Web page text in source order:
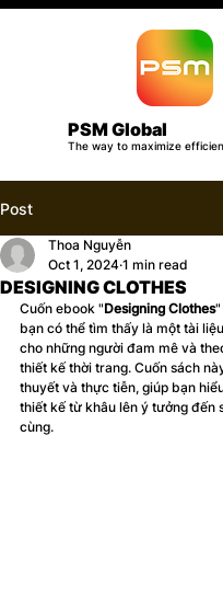
PSM Global
The way to maximize
Post
DESIGNING CLOTHES
Thoa Nguyễn
Oct 1, 2024 1 min read
Cuốn ebook "Designing Clothes"
bạn có thể tìm thấy là một tài
cho những người đam mê và
thiết kế thời trang. Cuốn sách
thuyết và thực tiễn, giúp bạn
thiết kế từ khâu lên ý tưởng đến
cùng.